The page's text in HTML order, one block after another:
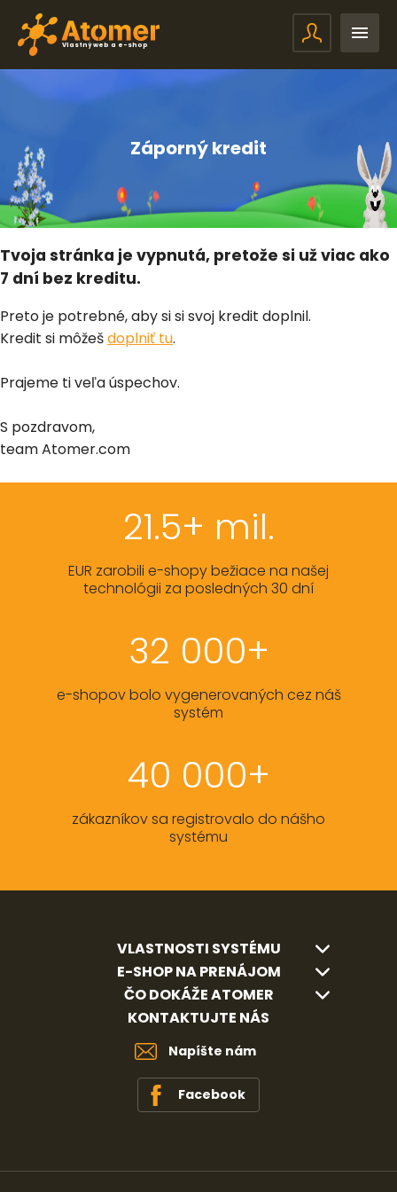
Vlastný web a e-shop
Záporný kredit
Tvoja stránka je vypnutá, pretože si už viac ako
7 dní bez kreditu.
Preto je potrebné, aby si si svoj kredit doplnil.
Kredit si môžešdoplniť tu.
Prajeme ti veľa úspechov.
S pozdravom,
team Atomer.com
21.5+ mil.
EUR zarobili e-shopy bežiace na našej
technológii za posledných 30 dní
32 000+
e-shopov bolo vygenerovaných cez náš
systém
40 000+
zákazníkov sa registrovalo do nášho
systému
VLASTNOSTI SYSTÉMU
E-SHOP NA PRENÁJOM
ČO DOKÁŽE ATOMER
KONTAKTUJTE NÁS
Napíšte nám
Facebook